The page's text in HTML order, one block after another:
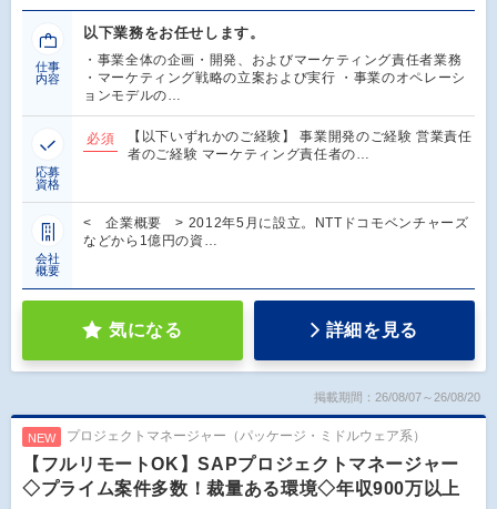
仕事
内容
以下業務をお任せします。
・事業全体の企画・開発、およびマーケティング責任者業務
・マーケティング戦略の立案および実行 ・事業のオペレーシ
ョンモデルの…
応募
資格
必須
【以下いずれかのご経験】 事業開発のご経験 営業責任
者のご経験 マーケティング責任者の…
会社
概要
< 企業概要 > 2012年5月に設立。NTTドコモベンチャーズ
などから1億円の資…
気になる 詳細を見る
掲載期間：26/08/07～26/08/20
NEW プロジェクトマネージャー（パッケージ・ミドルウェア系）
【フルリモートOK】SAPプロジェクトマネージャー
◇プライム案件多数！裁量ある環境◇年収900万以上